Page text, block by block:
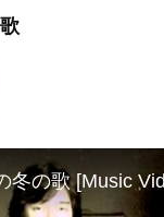
冬の歌 [Music